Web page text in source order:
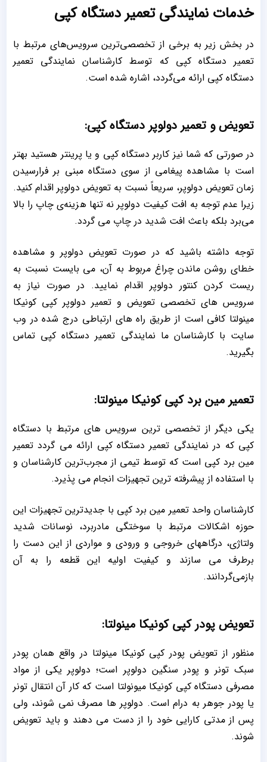
خدمات نمایندگی تعمیر دستگاه کپی
در بخش زیر به برخی از تخصصی‌ترین سرویس‌های مرتبط با
تعمیر دستگاه کپی که توسط کارشناسان نمایندگی تعمیر
دستگاه کپی ارائه می‌گردد، اشاره شده است.
تعویض و تعمیر دولوپر دستگاه کپی:
در صورتی که شما نیز کاربر دستگاه کپی و یا پرینتر هستید بهتر
است با مشاهده پیغامی از سوی دستگاه مبنی بر فرارسیدن
زمان تعویض دولوپر، سریعاً نسبت به تعویض دولوپر اقدام کنید.
زیرا عدم توجه به افت کیفیت دولوپر نه تنها هزینه‌ی چاپ را بالا
می‌برد بلکه باعث افت شدید در چاپ می گردد.
توجه داشته باشید که در صورت تعویض دولوپر و مشاهده
خطای روشن ماندن چراغ مربوط به آن، می بایست نسبت به
ریست کردن کنتور دولوپر اقدام نمایید. در صورت نیاز به
سرویس های تخصصی تعویض و تعمیر دولوپر کپی کونیکا
مینولتا کافی است از طریق راه های ارتباطی درج شده در وب
سایت با کارشناسان ما نمایندگی تعمیر دستگاه کپی تماس
بگیرید.
تعمیر مین برد کپی کونیکا مینولتا:
یکی دیگر از تخصصی ترین سرویس های مرتبط با دستگاه
کپی که در نمایندگی تعمیر دستگاه کپی ارائه می گردد تعمیر
مین برد کپی است که توسط تیمی از مجرب‌ترین کارشناسان و
با استفاده از پیشرفته ترین تجهیزات انجام می پذیرد.
کارشناسان واحد تعمیر مین برد کپی با جدیدترین تجهیزات این
حوزه اشکالات مرتبط با سوختگی مادربرد، نوسانات شدید
ولتاژی، درگاههای خروجی و ورودی و مواردی از این دست را
برطرف می سازند و کیفیت اولیه این قطعه را به آن
بازمی‌گردانند.
تعویض پودر کپی کونیکا مینولتا:
منظور از تعویض پودر کپی کونیکا مینولتا در واقع همان پودر
سبک تونر و پودر سنگین دولوپر است؛ دولوپر یکی از مواد
مصرفی دستگاه کپی کونیکا میونولتا است که کار آن انتقال تونر
یا پودر جوهر به درام است. دولوپر ها مصرف نمی شوند، ولی
پس از مدتی کارایی خود را از دست می دهند و باید تعویض
شوند.